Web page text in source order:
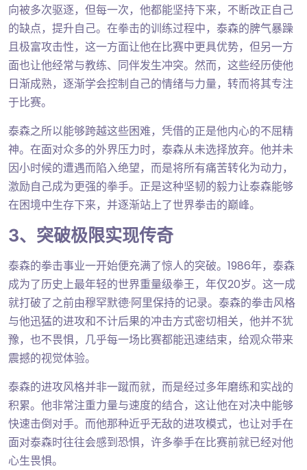
向被多次驱逐，但每一次，他都能坚持下来，不断改正自己
的缺点，提升自己。在拳击的训练过程中，泰森的脾气暴躁
且极富攻击性，这一方面让他在比赛中更具优势，但另一方
面也让他经常与教练、同伴发生冲突。然而，这些经历使他
日渐成熟，逐渐学会控制自己的情绪与力量，转而将其专注
于比赛。
泰森之所以能够跨越这些困难，凭借的正是他内心的不屈精
神。在面对众多的外界压力时，泰森从未选择放弃。他并未
因小时候的遭遇而陷入绝望，而是将所有痛苦转化为动力，
激励自己成为更强的拳手。正是这种坚韧的毅力让泰森能够
在困境中生存下来，并逐渐站上了世界拳击的巅峰。
3、突破极限实现传奇
泰森的拳击事业一开始便充满了惊人的突破。1986年，泰森
成为了历史上最年轻的世界重量级拳王，年仅20岁。这一成
就打破了之前由穆罕默德·阿里保持的记录。泰森的拳击风格
与他迅猛的进攻和不计后果的冲击方式密切相关，他并不犹
豫，也不畏惧，几乎每一场比赛都能迅速结束，给观众带来
震撼的视觉体验。
泰森的进攻风格并非一蹴而就，而是经过多年磨练和实战的
积累。他非常注重力量与速度的结合，这让他在对决中能够
快速击倒对手。而他那种近乎无敌的进攻模式，也让对手在
面对泰森时往往会感到恐惧，许多拳手在比赛前就已经对他
心生畏惧。